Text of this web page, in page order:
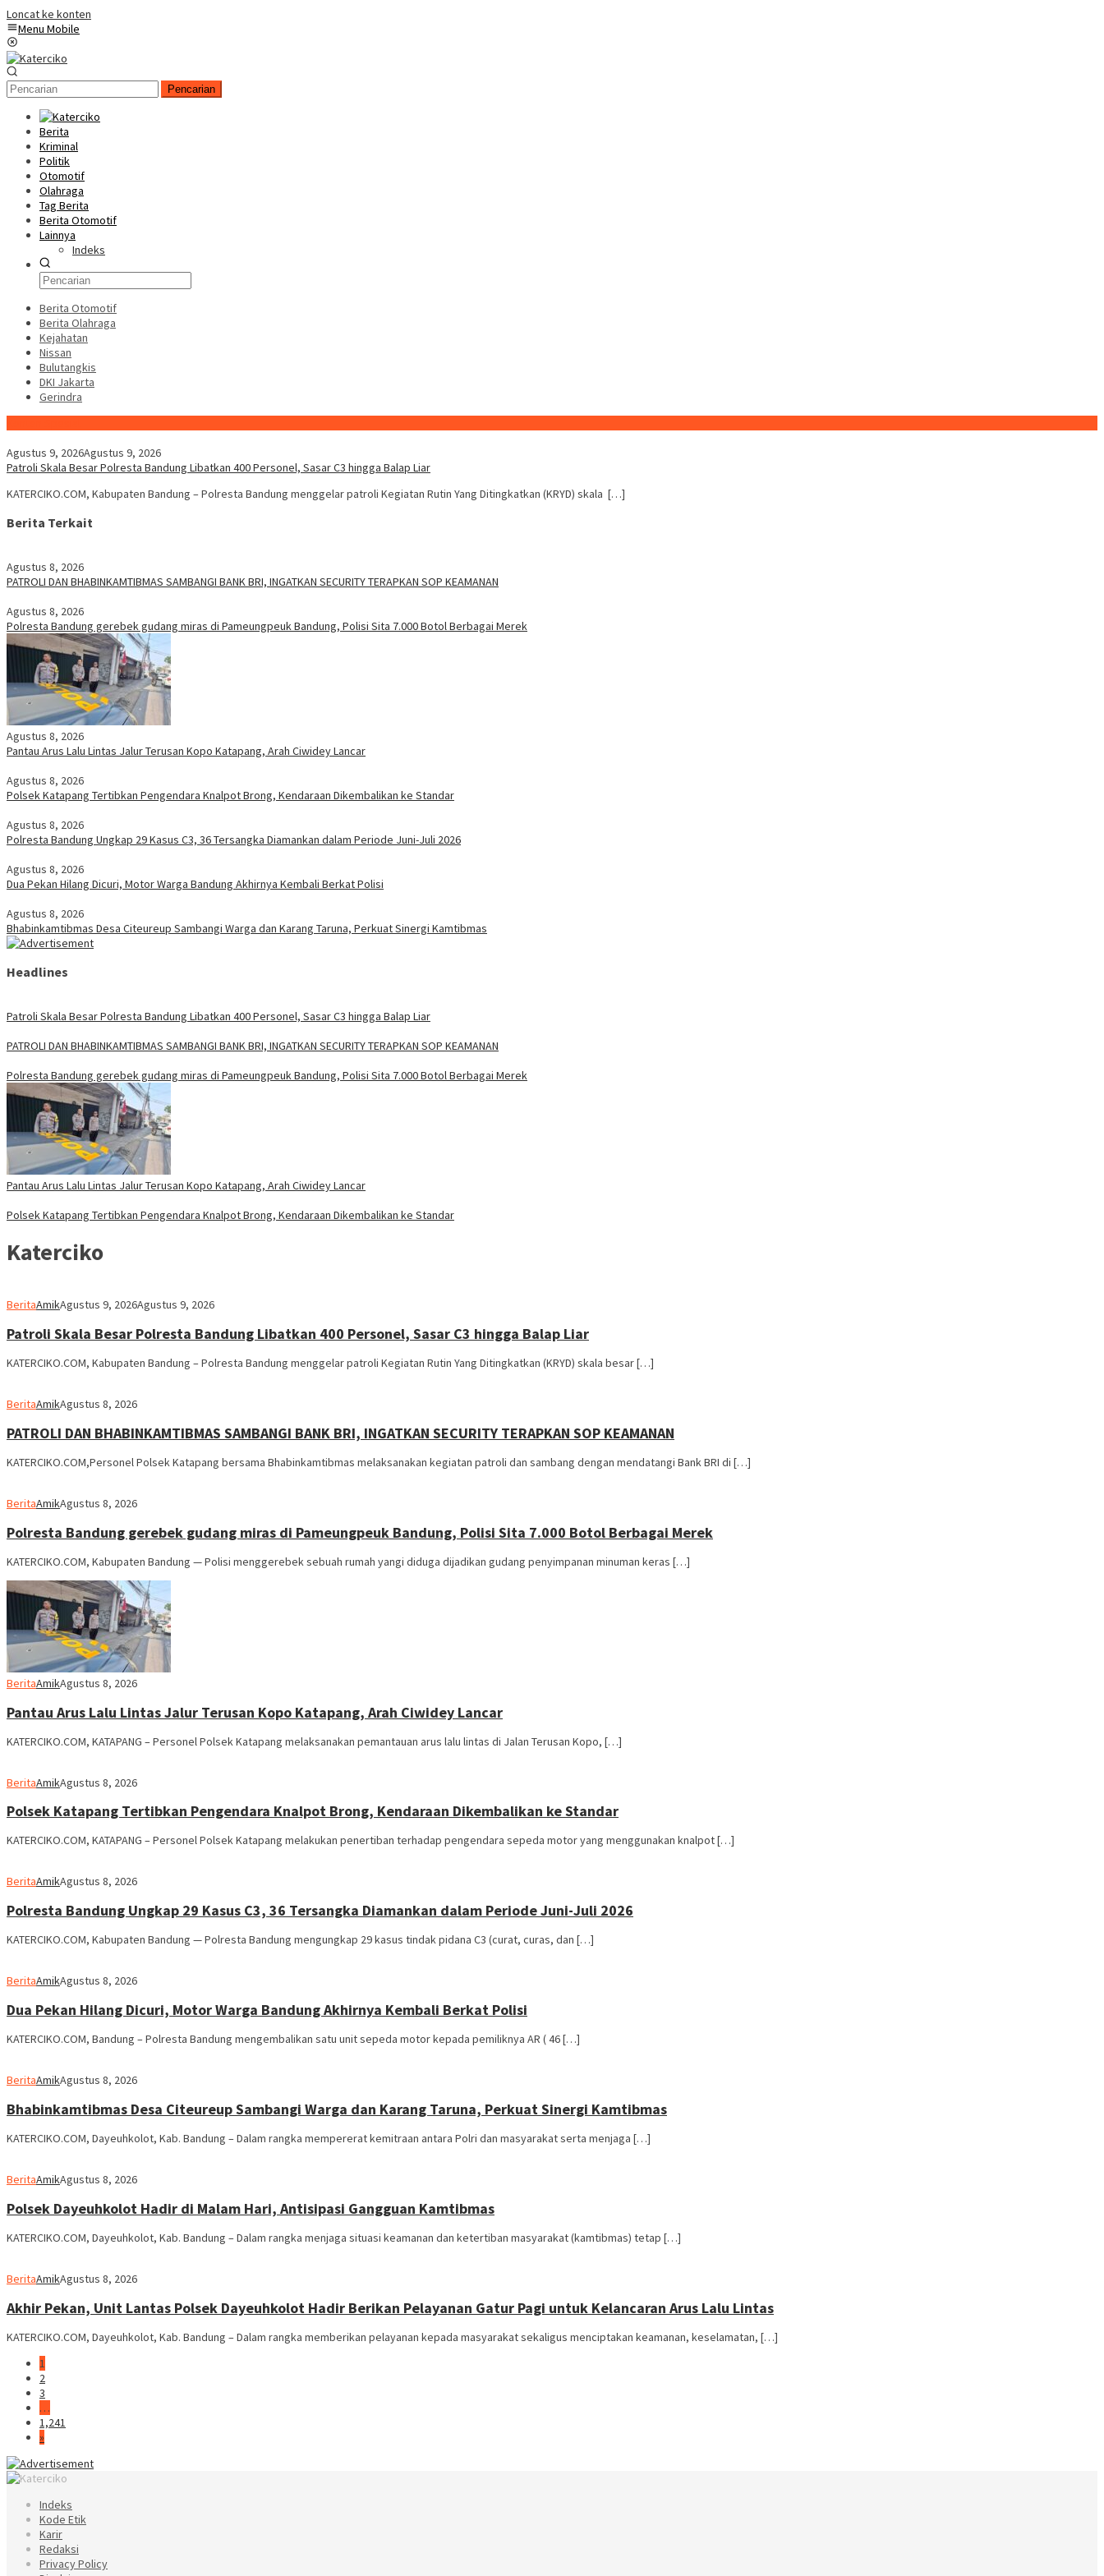
Loncat ke konten
Menu Mobile
Pencarian
Berita
Kriminal
Politik
Otomotif
Olahraga
Tag Berita
Berita Otomotif
Lainnya
Indeks
Berita Otomotif
Berita Olahraga
Kejahatan
Nissan
Bulutangkis
DKI Jakarta
Gerindra
Agustus 9, 2026Agustus 9, 2026
Patroli Skala Besar Polresta Bandung Libatkan 400 Personel, Sasar C3 hingga Balap Liar
KATERCIKO.COM, Kabupaten Bandung – Polresta Bandung menggelar patroli Kegiatan Rutin Yang Ditingkatkan (KRYD) skala […]
Berita Terkait
Agustus 8, 2026
‎PATROLI DAN BHABINKAMTIBMAS SAMBANGI BANK BRI, INGATKAN SECURITY TERAPKAN SOP KEAMANAN
Agustus 8, 2026
Polresta Bandung gerebek gudang miras di Pameungpeuk Bandung, Polisi Sita 7.000 Botol Berbagai Merek
Agustus 8, 2026
Pantau Arus Lalu Lintas Jalur Terusan Kopo Katapang, Arah Ciwidey Lancar
Agustus 8, 2026
Polsek Katapang Tertibkan Pengendara Knalpot Brong, Kendaraan Dikembalikan ke Standar
Agustus 8, 2026
Polresta Bandung Ungkap 29 Kasus C3, 36 Tersangka Diamankan dalam Periode Juni-Juli 2026
Agustus 8, 2026
Dua Pekan Hilang Dicuri, Motor Warga Bandung Akhirnya Kembali Berkat Polisi
Agustus 8, 2026
Bhabinkamtibmas Desa Citeureup Sambangi Warga dan Karang Taruna, Perkuat Sinergi Kamtibmas
Headlines
Patroli Skala Besar Polresta Bandung Libatkan 400 Personel, Sasar C3 hingga Balap Liar
‎PATROLI DAN BHABINKAMTIBMAS SAMBANGI BANK BRI, INGATKAN SECURITY TERAPKAN SOP KEAMANAN
Polresta Bandung gerebek gudang miras di Pameungpeuk Bandung, Polisi Sita 7.000 Botol Berbagai Merek
Pantau Arus Lalu Lintas Jalur Terusan Kopo Katapang, Arah Ciwidey Lancar
Polsek Katapang Tertibkan Pengendara Knalpot Brong, Kendaraan Dikembalikan ke Standar
Katerciko
BeritaAmikAgustus 9, 2026Agustus 9, 2026
Patroli Skala Besar Polresta Bandung Libatkan 400 Personel, Sasar C3 hingga Balap Liar
KATERCIKO.COM, Kabupaten Bandung – Polresta Bandung menggelar patroli Kegiatan Rutin Yang Ditingkatkan (KRYD) skala besar […]
BeritaAmikAgustus 8, 2026
‎PATROLI DAN BHABINKAMTIBMAS SAMBANGI BANK BRI, INGATKAN SECURITY TERAPKAN SOP KEAMANAN
KATERCIKO.COM,Personel Polsek Katapang bersama Bhabinkamtibmas melaksanakan kegiatan patroli dan sambang dengan mendatangi Bank BRI di […]
BeritaAmikAgustus 8, 2026
Polresta Bandung gerebek gudang miras di Pameungpeuk Bandung, Polisi Sita 7.000 Botol Berbagai Merek
KATERCIKO.COM, Kabupaten Bandung — Polisi menggerebek sebuah rumah yangi diduga dijadikan gudang penyimpanan minuman keras […]
BeritaAmikAgustus 8, 2026
Pantau Arus Lalu Lintas Jalur Terusan Kopo Katapang, Arah Ciwidey Lancar
KATERCIKO.COM, KATAPANG – Personel Polsek Katapang melaksanakan pemantauan arus lalu lintas di Jalan Terusan Kopo, […]
BeritaAmikAgustus 8, 2026
Polsek Katapang Tertibkan Pengendara Knalpot Brong, Kendaraan Dikembalikan ke Standar
KATERCIKO.COM, KATAPANG – Personel Polsek Katapang melakukan penertiban terhadap pengendara sepeda motor yang menggunakan knalpot […]
BeritaAmikAgustus 8, 2026
Polresta Bandung Ungkap 29 Kasus C3, 36 Tersangka Diamankan dalam Periode Juni-Juli 2026
KATERCIKO.COM, Kabupaten Bandung — Polresta Bandung mengungkap 29 kasus tindak pidana C3 (curat, curas, dan […]
BeritaAmikAgustus 8, 2026
Dua Pekan Hilang Dicuri, Motor Warga Bandung Akhirnya Kembali Berkat Polisi
KATERCIKO.COM, Bandung – Polresta Bandung mengembalikan satu unit sepeda motor kepada pemiliknya AR ( 46 […]
BeritaAmikAgustus 8, 2026
Bhabinkamtibmas Desa Citeureup Sambangi Warga dan Karang Taruna, Perkuat Sinergi Kamtibmas
KATERCIKO.COM, Dayeuhkolot, Kab. Bandung – Dalam rangka mempererat kemitraan antara Polri dan masyarakat serta menjaga […]
BeritaAmikAgustus 8, 2026
Polsek Dayeuhkolot Hadir di Malam Hari, Antisipasi Gangguan Kamtibmas
KATERCIKO.COM, Dayeuhkolot, Kab. Bandung – Dalam rangka menjaga situasi keamanan dan ketertiban masyarakat (kamtibmas) tetap […]
BeritaAmikAgustus 8, 2026
Akhir Pekan, Unit Lantas Polsek Dayeuhkolot Hadir Berikan Pelayanan Gatur Pagi untuk Kelancaran Arus Lalu Lintas
KATERCIKO.COM, Dayeuhkolot, Kab. Bandung – Dalam rangka memberikan pelayanan kepada masyarakat sekaligus menciptakan keamanan, keselamatan, […]
1
2
3
…
1,241
»
Indeks
Kode Etik
Karir
Redaksi
Privacy Policy